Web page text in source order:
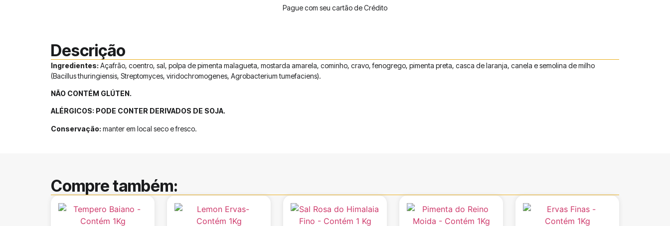
Pague com seu cartão de Crédito
Descrição
Ingredientes: Açafrão, coentro, sal, polpa de pimenta malagueta, mostarda amarela, cominho, cravo, fenogrego, pimenta preta, casca de laranja, canela e semolina de milho
(Bacillus thuringiensis, Streptomyces, viridochromogenes, Agrobacterium tumefaciens).
NÃO CONTÉM GLÚTEN.
ALÉRGICOS: PODE CONTER DERIVADOS DE SOJA.
Conservação: manter em local seco e fresco.
Compre também: